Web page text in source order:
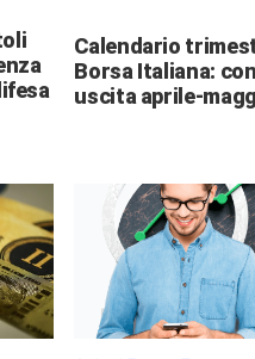
Calendario
Borsa Italiana:
uscita aprile-